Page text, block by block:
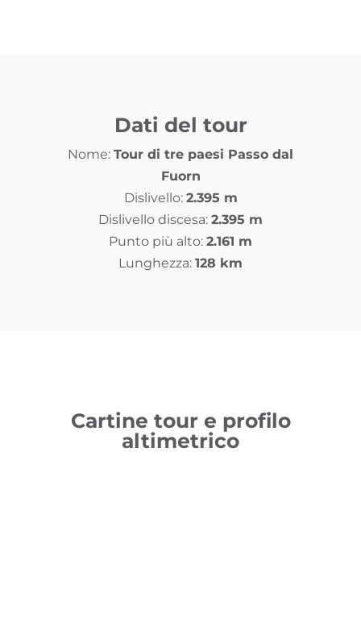
Dati del tour
Nome: Tour di tre paesi Passo dal
Fuorn
Dislivello: 2.395 m
Dislivello discesa: 2.395 m
Punto più alto: 2.161 m
Lunghezza: 128 km
Cartine tour e profilo
altimetrico